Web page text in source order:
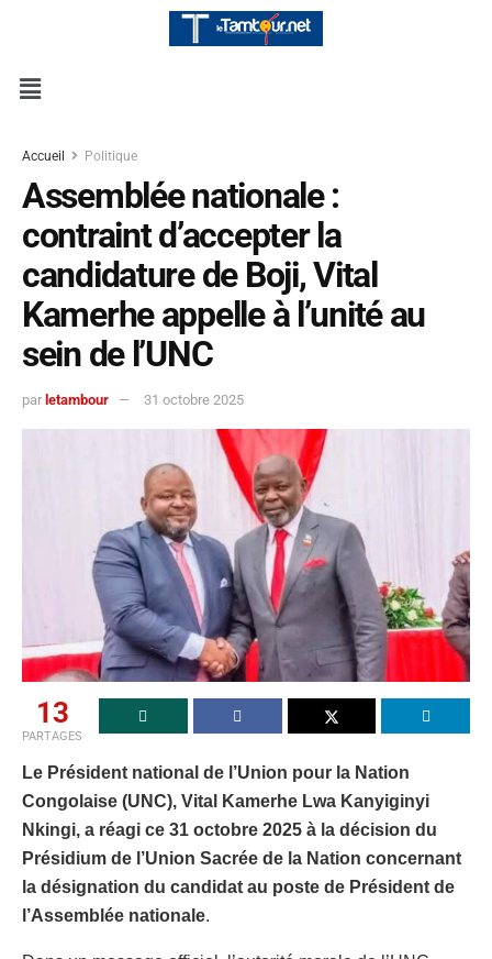
Accueil Politique
Assemblée nationale :
contraint d’accepter la
candidature de Boji, Vital
Kamerhe appelle à l’unité au
sein de l’UNC
par letambour 31 octobre 2025
13
PARTAGES
Le Président national de l’Union pour la Nation
Congolaise (UNC), Vital Kamerhe Lwa Kanyiginyi
Nkingi, a réagi ce 31 octobre 2025 à la décision du
Présidium de l’Union Sacrée de la Nation concernant
la désignation du candidat au poste de Président de
l’Assemblée nationale.